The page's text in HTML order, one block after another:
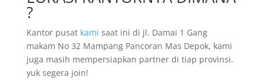
?
Kantor pusat kami saat ini di jl. Damai 1 Gang
makam No 32 Mampang Pancoran Mas Depok, kami
juga masih mempersiapkan partner di tiap provinsi.
yuk segera join!